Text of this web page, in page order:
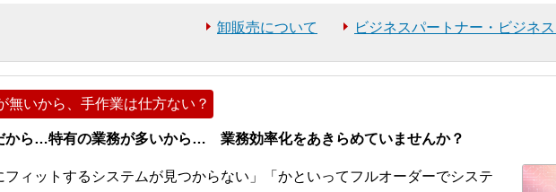
卸販売について ビジネスパートナー・ビジネ
無いから、手作業は仕方ない？
から…特有の業務が多いから… 業務効率化をあきらめていませんか？
フィットするシステムが見つからない」「かといってフルオーダーでシステ